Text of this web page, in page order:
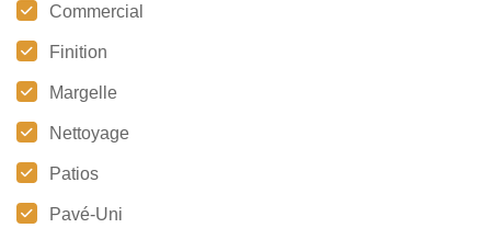
Commercial
Finition
Margelle
Nettoyage
Patios
Pavé-Uni